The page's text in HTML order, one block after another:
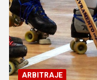
ARBITRAJE